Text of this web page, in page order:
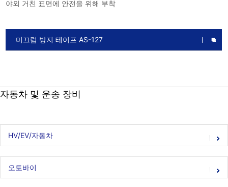
야외 거친 표면에 안전을 위해 부착
미끄럼 방지 테이프 AS-127
자동차 및 운송 장비
HV/EV/자동차
오토바이